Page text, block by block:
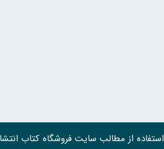
استفاده از مطالب سايت فروشگاه کتاب